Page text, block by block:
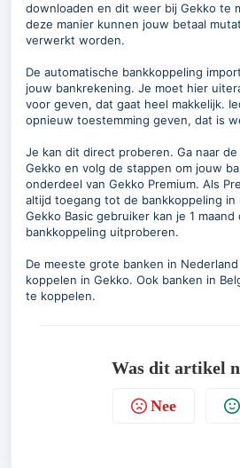
downloaden en dit weer bij Gekko te
deze manier kunnen jouw betaal
verwerkt worden.
De automatische bankkoppeling
jouw bankrekening. Je moet hier
voor geven, dat gaat heel makkelijk.
opnieuw toestemming geven, dat is
Je kan dit direct proberen. Ga naar de
Gekko en volg de stappen om jouw
onderdeel van Gekko Premium. Als
altijd toegang tot de bankkoppeling in
Gekko Basic gebruiker kan je 1
bankkoppeling uitproberen.
De meeste grote banken in
koppelen in Gekko. Ook banken in
te koppelen.
Was dit artikel
Nee